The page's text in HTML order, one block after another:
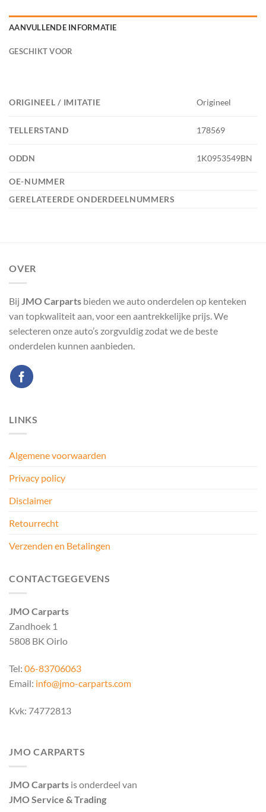
AANVULLENDE INFORMATIE
GESCHIKT VOOR
ORIGINEEL / IMITATIE Origineel
TELLERSTAND 178569
ODDN 1K0953549BN
OE-NUMMER
GERELATEERDE ONDERDEELNUMMERS
OVER
Bij JMO Carparts bieden we auto onderdelen op kenteken
van topkwaliteit aan, voor een aantrekkelijke prijs. We
selecteren onze auto’s zorgvuldig zodat we de beste
onderdelen kunnen aanbieden.
LINKS
Algemene voorwaarden
Privacy policy
Disclaimer
Retourrecht
Verzenden en Betalingen
CONTACTGEGEVENS
JMO Carparts
Zandhoek 1
5808 BK Oirlo
Tel: 06-83706063
Email: info@jmo-carparts.com
Kvk: 74772813
JMO CARPARTS
JMO Carparts is onderdeel van
JMO Service & Trading